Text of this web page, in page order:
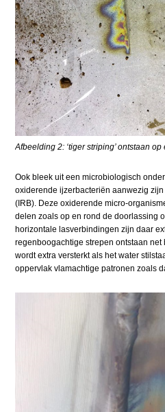
Afbeelding 2: ‘tiger striping’ ontstaan
Ook bleek uit een microbiologisch
oxiderende ijzerbacteriën aanwezig
(IRB). Deze oxiderende micro-
delen zoals op en rond de doorlassing
horizontale lasverbindingen zijn daar
regenboogachtige strepen ontstaan
wordt extra versterkt als het water
oppervlak vlamachtige patronen zoals